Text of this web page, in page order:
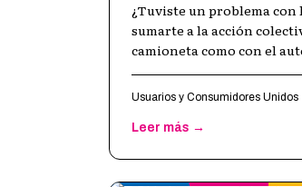
¿Tuviste un problema con
sumarte a la acción
camioneta como con el
Usuarios y Consumidores Unidos
Leer más →